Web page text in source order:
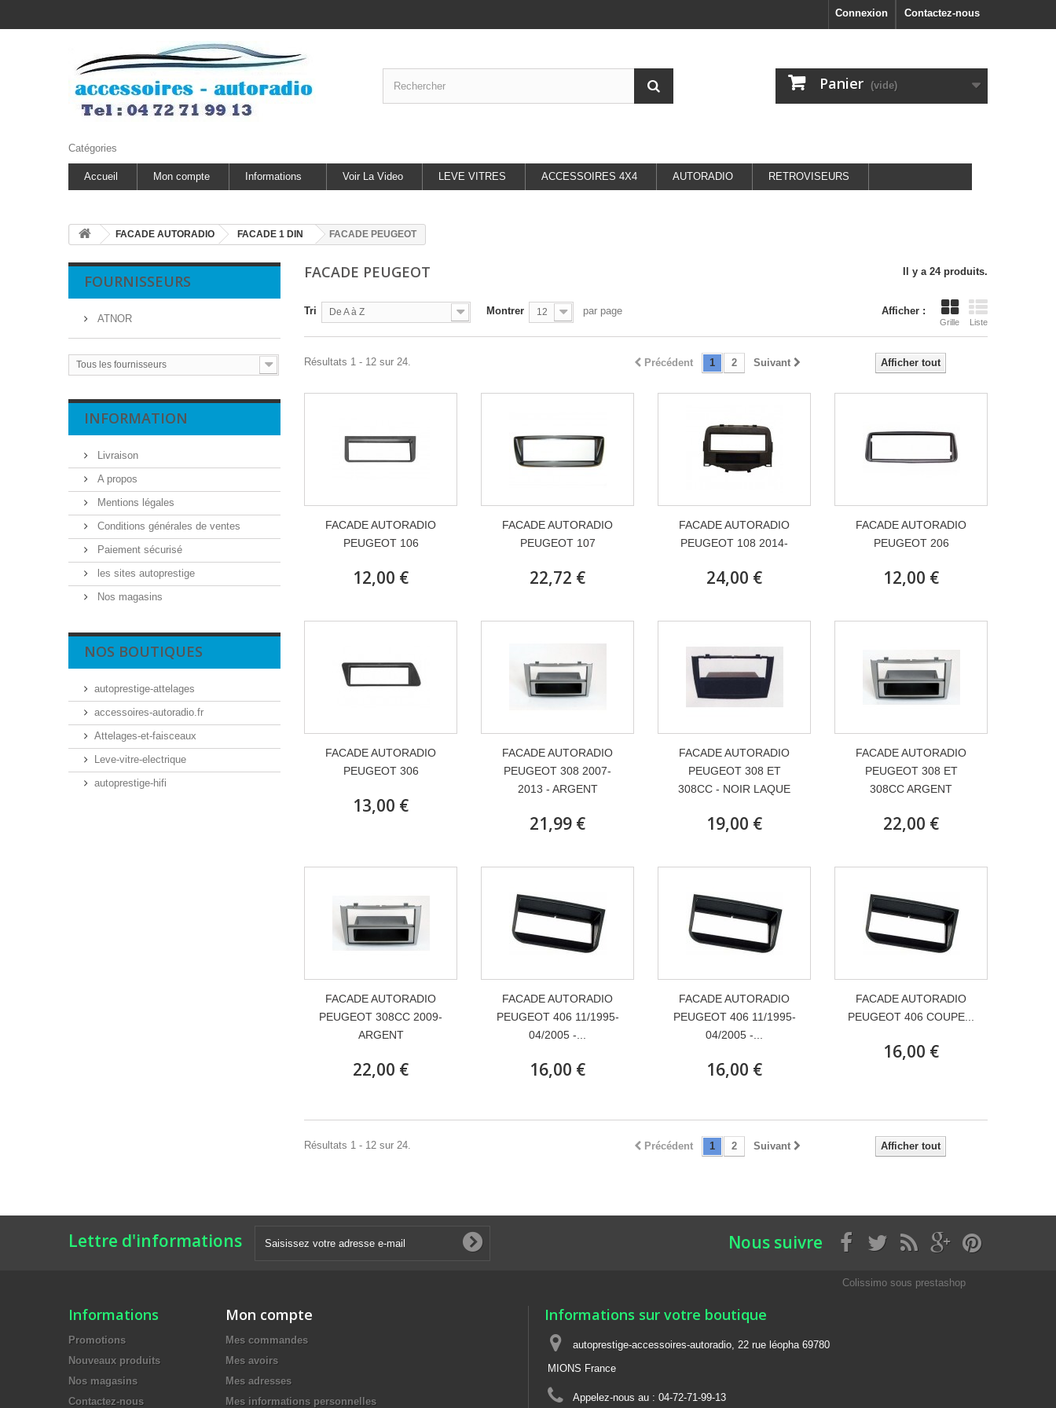
Contactez-nous
Connexion
Panier (vide)
Catégories
Accueil Mon compte Informations Voir La Video LEVE VITRES ACCESSOIRES 4X4 AUTORADIO RETROVISEURS
FACADE AUTORADIO FACADE 1 DIN FACADE PEUGEOT
FOURNISSEURS
ATNOR
Tous les fournisseurs
INFORMATION
Livraison
A propos
Mentions légales
Conditions générales de ventes
Paiement sécurisé
les sites autoprestige
Nos magasins
NOS BOUTIQUES
autoprestige-attelages
accessoires-autoradio.fr
Attelages-et-faisceaux
Leve-vitre-electrique
autoprestige-hifi
FACADE PEUGEOT Il y a 24 produits.
Afficher :
Grille Liste
Tri De A à Z Montrer 12 par page
Afficher tout
Précédent 1 2 Suivant
Résultats 1 - 12 sur 24.
FACADE AUTORADIO
PEUGEOT 106
12,00 €
FACADE AUTORADIO
PEUGEOT 107
22,72 €
FACADE AUTORADIO
PEUGEOT 108 2014-
24,00 €
FACADE AUTORADIO
PEUGEOT 206
12,00 €
FACADE AUTORADIO
PEUGEOT 306
13,00 €
FACADE AUTORADIO
PEUGEOT 308 2007-
2013 - ARGENT
21,99 €
FACADE AUTORADIO
PEUGEOT 308 ET
308CC - NOIR LAQUE
19,00 €
FACADE AUTORADIO
PEUGEOT 308 ET
308CC ARGENT
22,00 €
FACADE AUTORADIO
PEUGEOT 308CC 2009-
ARGENT
22,00 €
FACADE AUTORADIO
PEUGEOT 406 11/1995-
04/2005 -...
16,00 €
FACADE AUTORADIO
PEUGEOT 406 11/1995-
04/2005 -...
16,00 €
FACADE AUTORADIO
PEUGEOT 406 COUPE...
16,00 €
Afficher tout
Précédent 1 2 Suivant
Résultats 1 - 12 sur 24.
Lettre d'informations Nous suivre
Informations
Promotions
Nouveaux produits
Nos magasins
Contactez-nous
Mon compte
Mes commandes
Mes avoirs
Mes adresses
Mes informations personnelles
Informations sur votre boutique
autoprestige-accessoires-autoradio, 22 rue léopha 69780
MIONS France
Appelez-nous au : 04-72-71-99-13
Colissimo sous prestashop